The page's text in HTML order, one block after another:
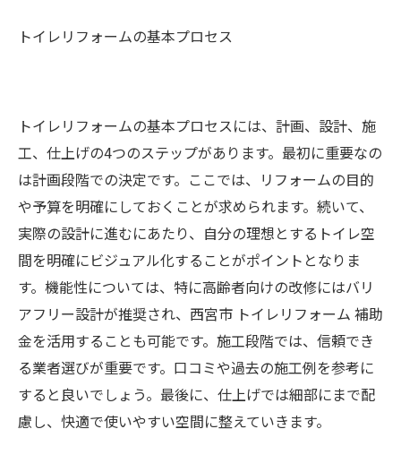
トイレリフォームの基本プロセス
トイレリフォームの基本プロセスには、計画、設計、施
工、仕上げの4つのステップがあります。最初に重要なの
は計画段階での決定です。ここでは、リフォームの目的
や予算を明確にしておくことが求められます。続いて、
実際の設計に進むにあたり、自分の理想とするトイレ空
間を明確にビジュアル化することがポイントとなりま
す。機能性については、特に高齢者向けの改修にはバリ
アフリー設計が推奨され、西宮市 トイレリフォーム 補助
金を活用することも可能です。施工段階では、信頼でき
る業者選びが重要です。口コミや過去の施工例を参考に
すると良いでしょう。最後に、仕上げでは細部にまで配
慮し、快適で使いやすい空間に整えていきます。